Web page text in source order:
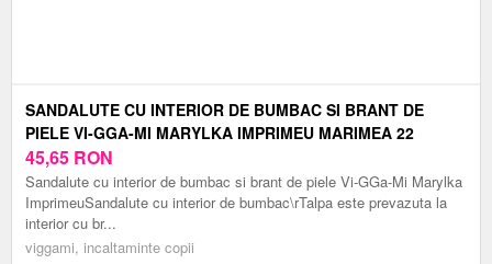
SANDALUTE CU INTERIOR DE BUMBAC SI BRANT DE
PIELE VI-GGA-MI MARYLKA IMPRIMEU MARIMEA 22
45,65 RON
Sandalute cu interior de bumbac si brant de piele Vi-GGa-Mi Marylka
ImprimeuSandalute cu interior de bumbac\rTalpa este prevazuta la
interior cu br...
viggami, incaltaminte copii